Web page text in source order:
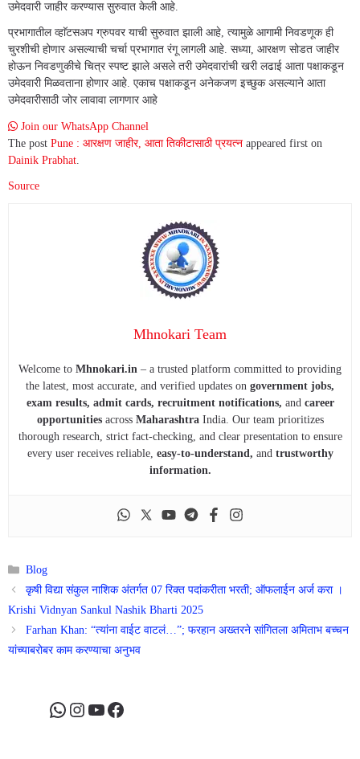
उमेदवारी जाहीर करण्यास सुरुवात केली आहे.
प्रभागातील व्हाॅटसअप ग्रुपवर याची सुरुवात झाली आहे, त्यामुळे आगामी निवडणूक ही
चुरशीची होणार असल्याची चर्चा प्रभागात रंगू लागली आहे. सध्या, आरक्षण सोडत जाहीर
होऊन निवडणुकीचे चित्र स्पष्ट झाले असले तरी उमेदवारांची खरी लढाई आता पक्षाकडून
उमेदवारी मिळवताना होणार आहे. एकाच पक्षाकडून अनेकजण इच्छुक असल्याने आता
उमेदवारीसाठी जोर लावावा लागणार आहे
Join our WhatsApp Channel
The post Pune : आरक्षण जाहीर, आता तिकीटासाठी प्रयत्न appeared first on
Dainik Prabhat
Source
Mhnokari Team
Welcome to Mhnokari.in – a trusted platform committed to providing
the latest, most accurate, and verified updates on government jobs,
exam results, admit cards, recruitment notifications, and career
opportunitiesacross MaharashtraIndia. Our team prioritizes
thorough research, strict fact-checking, and clear presentation to ensure
every user receives reliable, easy-to-understand, andtrustworthy
information.
Categories
Blog
कृषी विद्या संकुल नाशिक अंतर्गत 07 रिक्त पदांकरीता भरती; ऑफलाईन अर्ज करा ।
Krishi Vidnyan Sankul Nashik Bharti 2025
Farhan Khan: “त्यांना वाईट वाटलं…”; फरहान अख्तरने सांगितला अमिताभ बच्चन
यांच्याबरोबर काम करण्याचा अनुभव
WhatsApp
Instagram
YouTube
Facebook